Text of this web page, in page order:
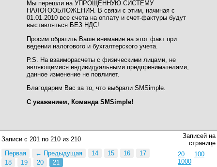
Мы перешли на УПРОЩЕННУЮ СИСТЕМУ
НАЛОГООБЛОЖЕНИЯ. В связи с этим, начиная с
01.01.2010 все счета на оплату и счет-фактуры будут
выставляться БЕЗ НДС!
Просим обратить Ваше внимание на этот факт при
ведении налогового и бухгалтерского учета.
P.S. На взаиморасчеты с физическими лицами, не
являющимися индивидуальными предпринимателями,
данное изменение не повлияет.
Благодарим Вас за то, что выбрали SMSimple.
С уважением, Команда SMSimple!
Записи с 201 по 210 из 210
Записей на
странице
Первая
← Предыдущая 14 15 16
17
18
19 20 21
20
100
1000